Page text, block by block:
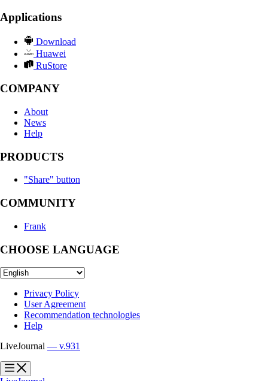
Applications
Download
Huawei
RuStore
COMPANY
About
News
Help
PRODUCTS
"Share" button
COMMUNITY
Frank
CHOOSE LANGUAGE
Privacy Policy
User Agreement
Recommendation technologies
Help
LiveJournal — v.931
?
?